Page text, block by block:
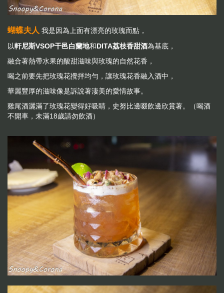
蝴蝶夫人 我是因為上面有漂亮的玫瑰而點，
以軒尼斯VSOP干邑白蘭地和DITA荔枝香甜酒為基底，
融合著熱帶水果的酸甜滋味與玫瑰的自然花香，
喝之前要先把玫瑰花攪拌均勻，讓玫瑰花香融入酒中，
華麗豐厚的滋味像是訴說著淒美的愛情故事。
雞尾酒灑滿了玫瑰花變得好吸睛，史努比邊啜飲邊欣賞著。（喝酒
不開車，未滿18歲請勿飲酒）